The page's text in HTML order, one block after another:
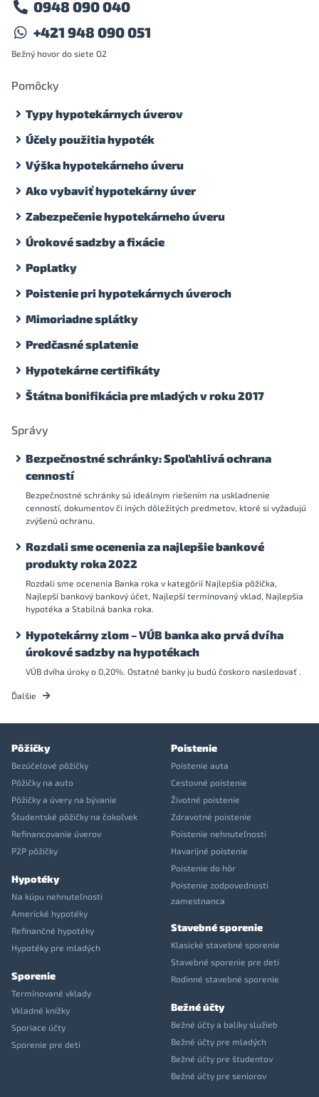
0948 090 040
+421 948 090 051
Bežný hovor do siete O2
Pomôcky
Typy hypotekárnych úverov
Účely použitia hypoték
Výška hypotekárneho úveru
Ako vybaviť hypotekárny úver
Zabezpečenie hypotekárneho úveru
Úrokové sadzby a fixácie
Poplatky
Poistenie pri hypotekárnych úveroch
Mimoriadne splátky
Predčasné splatenie
Hypotekárne certifikáty
Štátna bonifikácia pre mladých v roku 2017
Správy
Bezpečnostné schránky: Spoľahlivá ochrana
cenností
Bezpečnostné schránky sú ideálnym riešením na uskladnenie
cenností, dokumentov či iných dôležitých predmetov, ktoré si vyžadujú
zvýšenú ochranu.
Rozdali sme ocenenia za najlepšie bankové
produkty roka 2022
Rozdali sme ocenenia Banka roka v kategórií Najlepšia pôžička,
Najlepší bankový bankový účet, Najlepší termínovaný vklad, Najlepšia
hypotéka a Stabilná banka roka.
Hypotekárny zlom – VÚB banka ako prvá dvíha
úrokové sadzby na hypotékach
VÚB dvíha úroky o 0,20%. Ostatné banky ju budú čoskoro nasledovať .
Ďalšie
Pôžičky
Bezúčelové pôžičky
Pôžičky na auto
Pôžičky a úvery na bývanie
Študentské pôžičky na čokoľvek
Refinancovanie úverov
P2P pôžičky
Hypotéky
Na kúpu nehnuteľnosti
Americké hypotéky
Refinančné hypotéky
Hypotéky pre mladých
Sporenie
Termínované vklady
Vkladné knížky
Sporiace účty
Sporenie pre deti
Poistenie
Poistenie auta
Cestovné poistenie
Životné poistenie
Zdravotné poistenie
Poistenie nehnuteľnosti
Havarijné poistenie
Poistenie do hôr
Poistenie zodpovednosti
zamestnanca
Stavebné sporenie
Klasické stavebné sporenie
Stavebné sporenie pre deti
Rodinné stavebné sporenie
Bežné účty
Bežné účty a balíky služieb
Bežné účty pre mladých
Bežné účty pre študentov
Bežné účty pre seniorov